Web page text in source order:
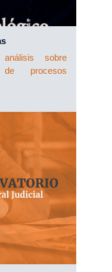
sobre
de procesos